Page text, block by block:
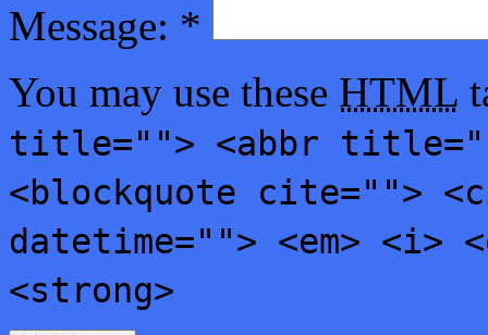
Message: *
You may use these HTML
title=""> <abbr
<blockquote cite="">
datetime=""> <em>
<strong>